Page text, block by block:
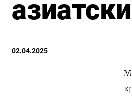
02.04.2025